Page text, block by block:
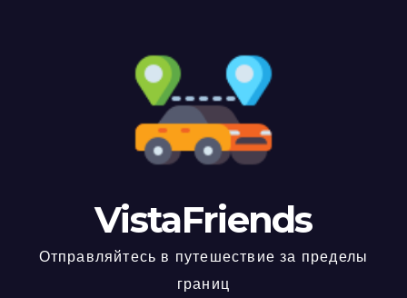
VistaFriends
Отправляйтесь в путешествие за пределы
границ